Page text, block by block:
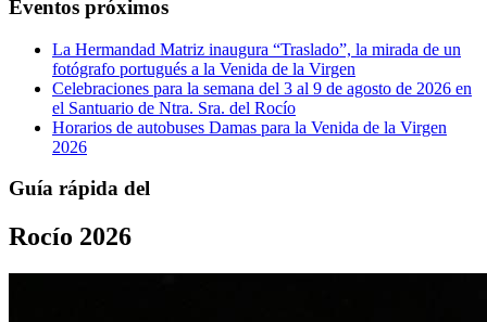
Eventos próximos
La Hermandad Matriz inaugura “Traslado”, la mirada de un
fotógrafo portugués a la Venida de la Virgen
Celebraciones para la semana del 3 al 9 de agosto de 2026 en
el Santuario de Ntra. Sra. del Rocío
Horarios de autobuses Damas para la Venida de la Virgen
2026
Guía rápida del
Rocío 2026